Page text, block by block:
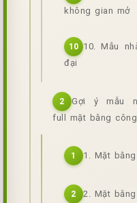
không gian mở
10 10. Mẫu
đại
2
Gợi ý mẫu
full mặt bằng
1 1. Mặt
2 2. Mặt